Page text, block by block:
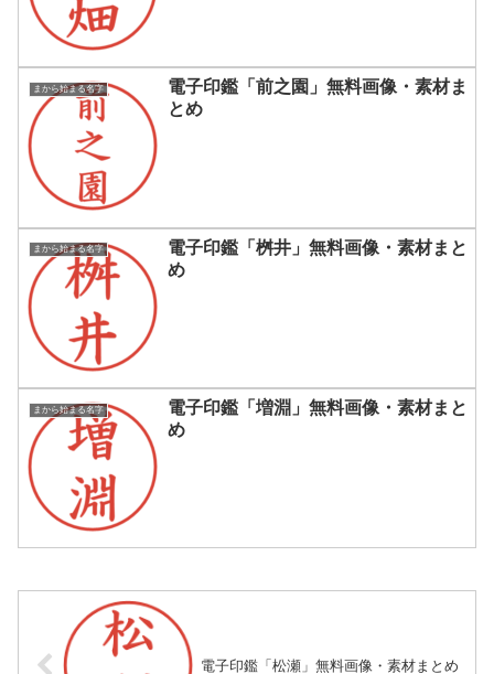
まから始まる名字
電子印鑑「前之園」無料画像・素材ま
とめ
まから始まる名字
電子印鑑「桝井」無料画像・素材まと
め
まから始まる名字
電子印鑑「増淵」無料画像・素材まと
め
電子印鑑「松瀬」無料画像・素材まとめ